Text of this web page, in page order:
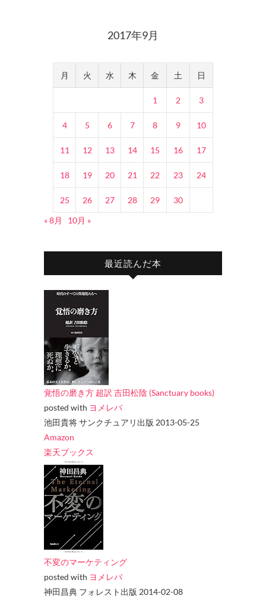
2017年9月
月 火 水 木 金 土 日
1 2 3
4 5 6 7 8 9 10
11 12 13 14 15 16 17
18 19 20 21 22 23 24
25 26 27 28 29
30
« 8月
10月 »
最近読んだ本
覚悟の磨き方 超訳 吉田松陰 (Sanctuary books)
posted with ヨメレバ
池田貴将 サンクチュアリ出版 2013-05-25
Amazon
楽天ブックス
不変のマーケティング
posted with ヨメレバ
神田昌典 フォレスト出版 2014-02-08